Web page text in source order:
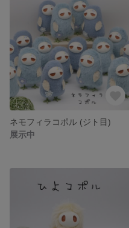
ネモフィラコポル (ジト目)
展示中